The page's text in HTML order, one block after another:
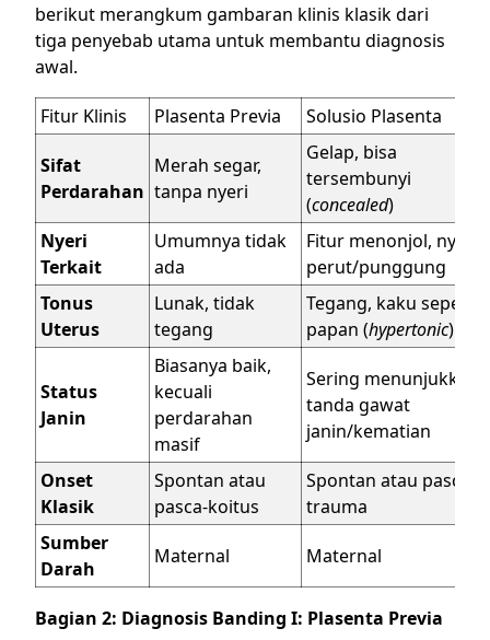
berikut merangkum gambaran klinis klasik dari
tiga penyebab utama untuk membantu diagnosis
awal.
Fitur Klinis Plasenta Previa Solusio Plasenta
Sifat
Perdarahan
Merah segar,
tanpa nyeri
Gelap, bisa
tersembunyi
(concealed)
Nyeri
Terkait
Umumnya tidak
ada
Fitur menonjol, nyeri
perut/punggung
Tonus
Uterus
Lunak, tidak
tegang
Tegang, kaku seperti
papan (hypertonic)
Status
Janin
Biasanya baik,
kecuali
perdarahan
masif
Sering menunjukkan
tanda gawat
janin/kematian
Onset
Klasik
Spontan atau
pasca-koitus
Spontan atau pasca-
trauma
Sumber
Darah
Maternal Maternal
Bagian 2: Diagnosis Banding I: Plasenta Previa